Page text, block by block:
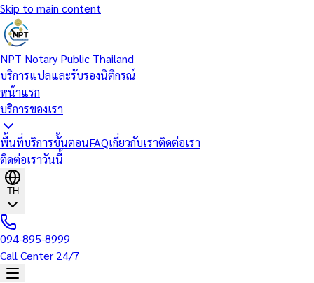
Skip to main content
NPT Notary Public Thailand
บริการแปลและรับรองนิติกรณ์
หน้าแรก
บริการของเรา
พื้นที่บริการขั้นตอนFAQเกี่ยวกับเราติดต่อเรา
ติดต่อเราวันนี้
TH
094-895-8999
Call Center 24/7